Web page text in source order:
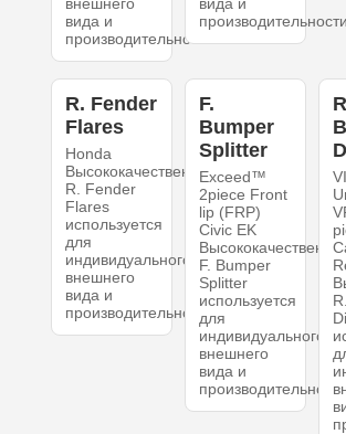
вида и
производительности.
производительности.
R. Fender
Flares
Honda
Высококачественный
R. Fender
Flares
используется
для
индивидуального
внешнего
вида и
производительности.
F.
Bumper
Splitter
Exceed™
2piece Front
lip (FRP)
Civic EK
F. Bumper
Splitter
используется
для
индивидуального
внешнего
вида и